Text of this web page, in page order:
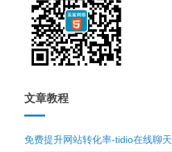
文章教程
免费提升网站转化率-tidio在线聊天